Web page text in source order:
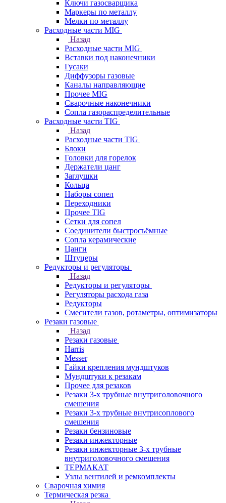
Ключи газосварщика
Маркеры по металлу
Мелки по металлу
Расходные части MIG
Назад
Расходные части MIG
Вставки под наконечники
Гусаки
Диффузоры газовые
Каналы направляющие
Прочее MIG
Сварочные наконечники
Сопла газораспределительные
Расходные части TIG
Назад
Расходные части TIG
Блоки
Головки для горелок
Держатели цанг
Заглушки
Кольца
Наборы сопел
Переходники
Прочее TIG
Сетки для сопел
Соединители быстросъёмные
Сопла керамические
Цанги
Штуцеры
Редукторы и регуляторы
Назад
Редукторы и регуляторы
Регуляторы расхода газа
Редукторы
Смесители газов, ротаметры, оптимизаторы
Резаки газовые
Назад
Резаки газовые
Harris
Messer
Гайки крепления мундштуков
Мундштуки к резакам
Прочее для резаков
Резаки 3-х трубные внутриголовочного
смешения
Резаки 3-х трубные внутрисоплового
смешения
Резаки бензиновые
Резаки инжекторные
Резаки инжекторные 3-х трубные
внутриголовочного смешения
ТЕРМАКАТ
Узлы вентилей и ремкомплекты
Сварочная химия
Термическая резка